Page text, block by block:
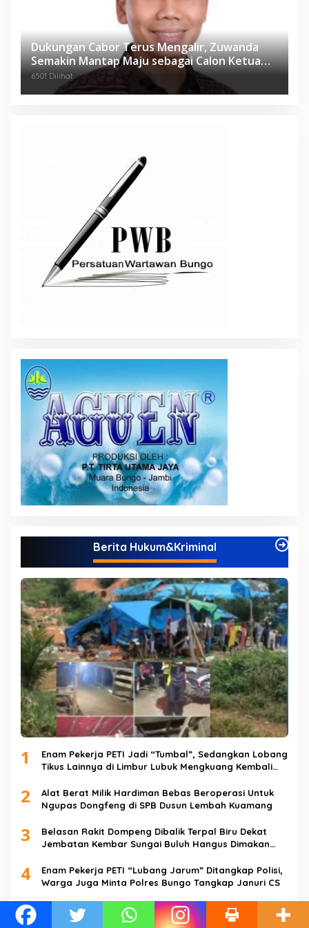
Dukungan Cabor Terus Mengalir, Zuwanda
Semakin Mantap Maju sebagai Calon Ketua
KONI
6501 Dilihat
Berita Hukum&Kriminal
1
Enam Pekerja PETI Jadi “Tumbal”, Sedangkan Lobang
Tikus Lainnya di Limbur Lubuk Mengkuang Kembali
2
Alat Berat Milik Hardiman Bebas Beroperasi Untuk
Ngupas Dongfeng di SPB Dusun Lembah Kuamang
3
Belasan Rakit Dompeng Dibalik Terpal Biru Dekat
Jembatan Kembar Sungai Buluh Hangus Dimakan
4
Enam Pekerja PETI “Lubang Jarum” Ditangkap Polisi,
Warga Juga Minta Polres Bungo Tangkap Januri CS
5
Tim Gunjo SatReskrim Polres Bungo Berhasil Ciduk
Terduga Pelaku Pencuri Hp dan Uang Tunai